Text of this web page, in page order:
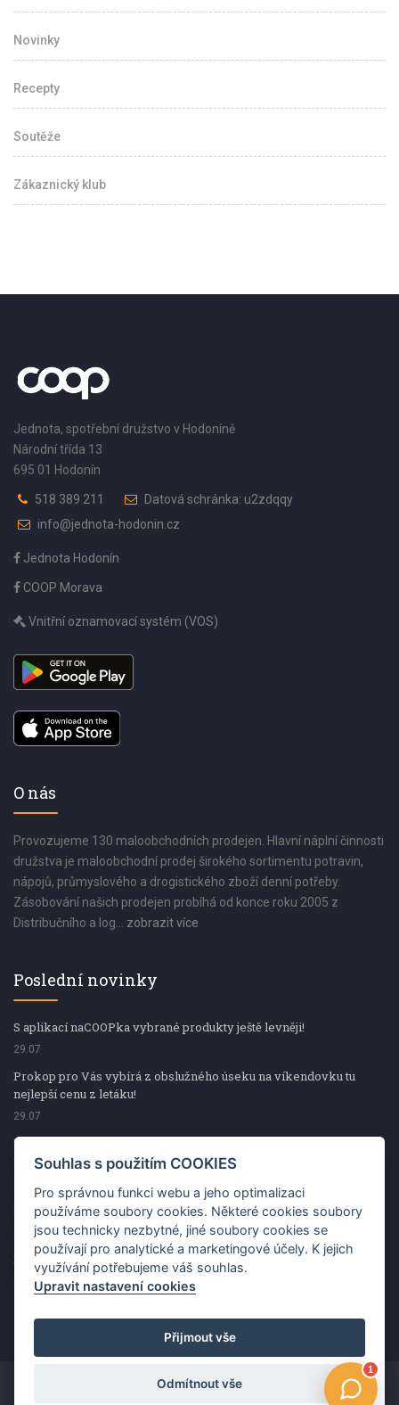
Novinky
Recepty
Soutěže
Zákaznický klub
Jednota, spotřební družstvo v Hodoníně
Národní třída 13
695 01 Hodonín
518 389 211
Datová schránka: u2zdqqy
info@jednota-hodonin.cz
Jednota Hodonín
COOP Morava
Vnitřní oznamovací systém (VOS)
O nás
Provozujeme 130 maloobchodních prodejen. Hlavní náplní činnosti
družstva je maloobchodní prodej širokého sortimentu potravin,
nápojů, průmyslového a drogistického zboží denní potřeby.
Zásobování našich prodejen probíhá od konce roku 2005 z
Distribučního a log... zobrazit více
Poslední novinky
S aplikací naCOOPka vybrané produkty ještě levněji!
29.07
Prokop pro Vás vybírá z obslužného úseku na víkendovku tu
nejlepší cenu z letáku!
29.07
Prokop pro Vás vybírá z obslužného úseku na víkendovku tu
nejlepší cenu z letáku!
Kup špekáčky od Váhaly a vyhraj s naCOOPkou sekerku Fiskars
29.07
Prokop pro Vás vybírá na víkendovku ty nejlepší ceny z letáku!
29.07
Copyright ©2026 Jednota, spotřební družstvo v Hodoníně
Souhlas s použitím COOKIES
Pro správnou funkci webu a jeho optimalizaci
používáme soubory cookies. Některé cookies soubory
jsou technicky nezbytné, jiné soubory cookies se
používají pro analytické a marketingové účely. K jejich
využívání potřebujeme váš souhlas.
Upravit nastavení cookies
Přijmout vše
Odmítnout vše